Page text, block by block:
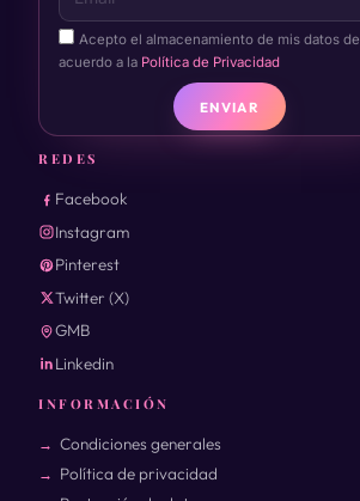
Acepto el almacenamiento de mis datos de
acuerdo a la Política de Privacidad
ENVIAR
REDES
Facebook
Instagram
Pinterest
Twitter (X)
GMB
Linkedin
INFORMACIÓN
Condiciones generales
Política de privacidad